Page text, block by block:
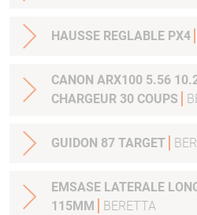
HAUSSE REGLABLE PX4
CANON ARX100 5.56
CHARGEUR 30 COUPS
GUIDON 87 TARGET
EMSASE LATERALE
115MM
BERETTA